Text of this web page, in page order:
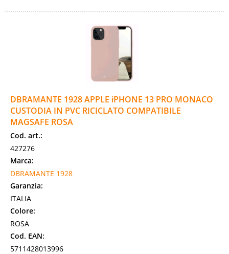
DBRAMANTE 1928 APPLE iPHONE 13 PRO MONACO
CUSTODIA IN PVC RICICLATO COMPATIBILE
MAGSAFE ROSA
Cod. art.:
427276
Marca:
DBRAMANTE 1928
Garanzia:
ITALIA
Colore:
ROSA
Cod. EAN:
5711428013996